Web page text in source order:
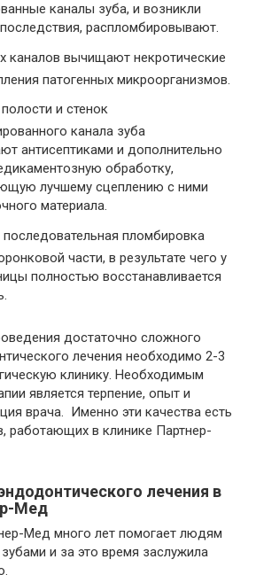
каналы зуба, и возникли
распломбировывают.
каналов вычищают некротические
патогенных микроорганизмов.
и стенок
канала зуба
антисептиками и дополнительно
обработку,
лучшему сцеплению с ними
материала.
пломбировка
части, в результате чего у
полностью восстанавливается
достаточно сложного
лечения необходимо 2-3
клинику. Необходимым
является терпение, опыт и
врача. Именно эти качества есть
работающих в клинике Партнер-
лечения в
Мед
Мед много лет помогает людям
и за это время заслужила